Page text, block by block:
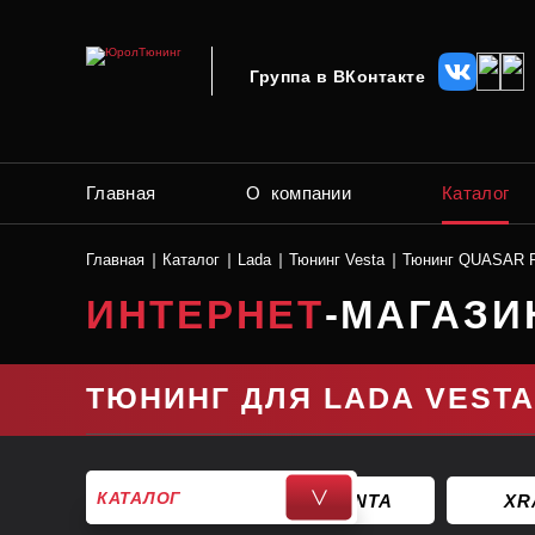
Группа в ВКонтакте
Главная О компании Каталог
Главная Каталог Lada Тюнинг Vesta Тюнинг
ИНТЕРНЕТ-
ТЮНИНГ ДЛЯ LADA VESTA
КАТАЛОГ >
GRANTA